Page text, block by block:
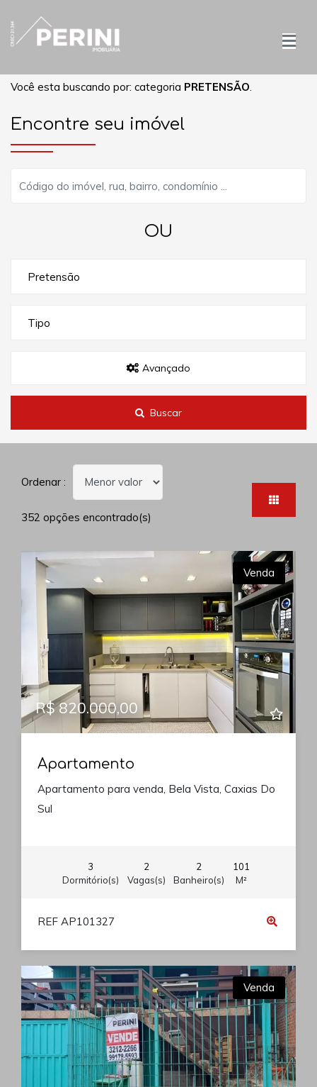
Você esta buscando por: categoria PRETENSÃO
Encontre seu imóvel
OU
Pretensão
Tipo
Avançado
Buscar
Ordenar :
352 opções encontrado(s)
Venda
R$ 820.000,00
Apartamento
Apartamento para venda, Bela Vista, Caxias Do
Sul
3
Dormitório(s)
2
Vagas(s)
2
Banheiro(s)
101
M²
REF AP101327
Venda